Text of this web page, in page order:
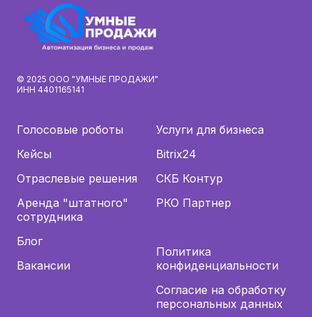
© 2025 ООО "УМНЫЕ ПРОДАЖИ"
ИНН 4401165141
Голосовые роботы
Кейсы
Отраслевые решения
Аренда "штатного"
сотрудника
Блог
Вакансии
Услуги для бизнеса
Bitrix24
СКБ Контур
РКО Партнер
Политика
конфиденциальности
Согласие на обработку
персональных данных